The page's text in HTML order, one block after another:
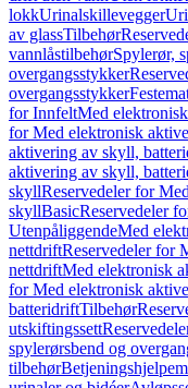
lokkUrinalskillevegger
av glassTilbehør
vannlåstilbehørSpylerør,
overgangsstykker
overgangsstykker
for InnfeltMed
for Med elektronisk
aktivering av skyll,
aktivering av skyll,
skyllReservedeler for
skyllBasicReservedeler
UtenpåliggendeMed
nettdriftReservedeler for
nettdriftMed elektronisk
for Med elektronisk
batteridriftTilbehør
utskiftingssett
spylerørsbend og
tilbehør